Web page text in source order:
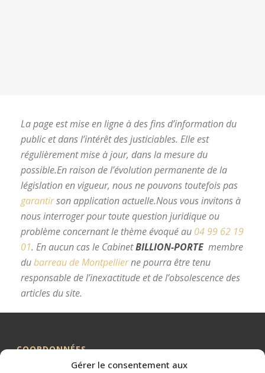
Gérer le consentement aux
La page est mise en ligne à des fins d’information du
public et dans l’intérêt des justiciables. Elle est
régulièrement mise à jour, dans la mesure du
possible.En raison de l’évolution permanente de la
législation en vigueur, nous ne pouvons toutefois pas
garantirson application actuelle.Nous vous invitons à
nous interroger pour toute question juridique ou
problème concernant le thème évoqué au 04 99 62 19
01. En aucun cas le CabinetBILLION-PORTE membre
dubarreau de Montpellierne pourra être tenu
responsable de l’inexactitude et de l’obsolescence des
articles du site.
COORDONNÉES
Me BILLION-PORTE